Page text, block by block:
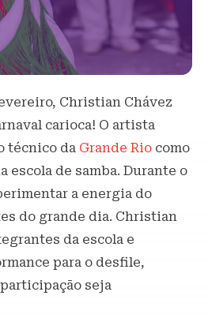
Christian Chávez
carioca! O artista
técnico da Grande Rio como
escola de samba. Durante o
a energia do
do grande dia. Christian
da escola e
para o desfile,
seja